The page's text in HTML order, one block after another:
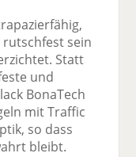
sein
Statt
und
BonaTech
mit Traffic
so dass
bleibt.